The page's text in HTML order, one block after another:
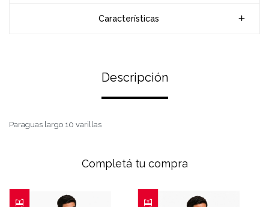
Características
Descripción
Paraguas largo 10 varillas
Completá tu compra